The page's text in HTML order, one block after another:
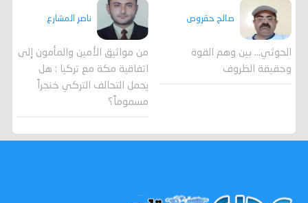
صالح حقروص
الحوثي... بين وهم القوة
وحقيقة الظروف
ناصر المشارع
من مواثيق الأمين والمأمون إلى
اتفاقية مكة مع تركيا : هل
يحمل التحالف التركي خنجراً
مسموماً؟